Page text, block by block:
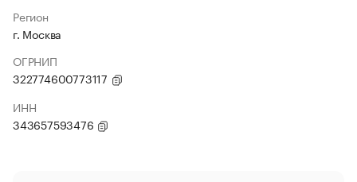
Регион
г. Москва
ОГРНИП
322774600773117
ИНН
343657593476